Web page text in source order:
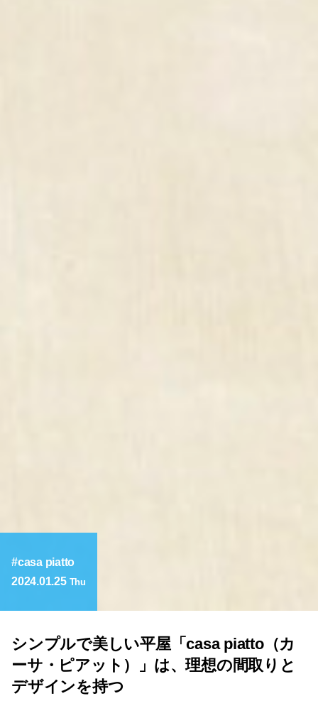
casa piatto
2024.01.25 Thu
シンプルで美しい平屋「casa piatto（カ
ーサ・ピアット）」は、理想の間取りと
デザインを持つ